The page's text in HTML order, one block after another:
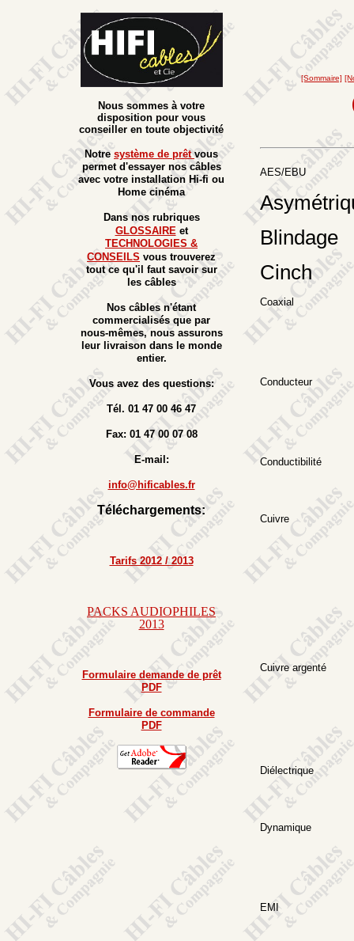
Nous sommes à votre
disposition pour vous
conseiller en toute objectivité
Notre système de prêtvous
permet d'essayer nos câbles
avec votre installation Hi-fi ou
Home cinéma
Dans nos rubriques
GLOSSAIRE et
TECHNOLOGIES &
CONSEILS vous trouverez
tout ce qu'il faut savoir sur
les câbles
Nos câbles n'étant
commercialisés que par
nous-mêmes, nous assurons
leur livraison dans le monde
entier.
Vous avez des questions:
Tél. 01 47 00 46 47
Fax: 01 47 00 07 08
E-mail:
info@hificables.fr
Téléchargements:
Tarifs 2012 / 2013
PACKS AUDIOPHILES
2013
Formulaire demande de prêt
PDF
Formulaire de commande
PDF
[Sommaire]
AES/EBU
Blindage
Cinch
Coaxial
Conducteur
Conductibilité
Cuivre
Cuivre argenté
Diélectrique
Dynamique
EMI